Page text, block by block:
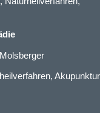
Akupunktur